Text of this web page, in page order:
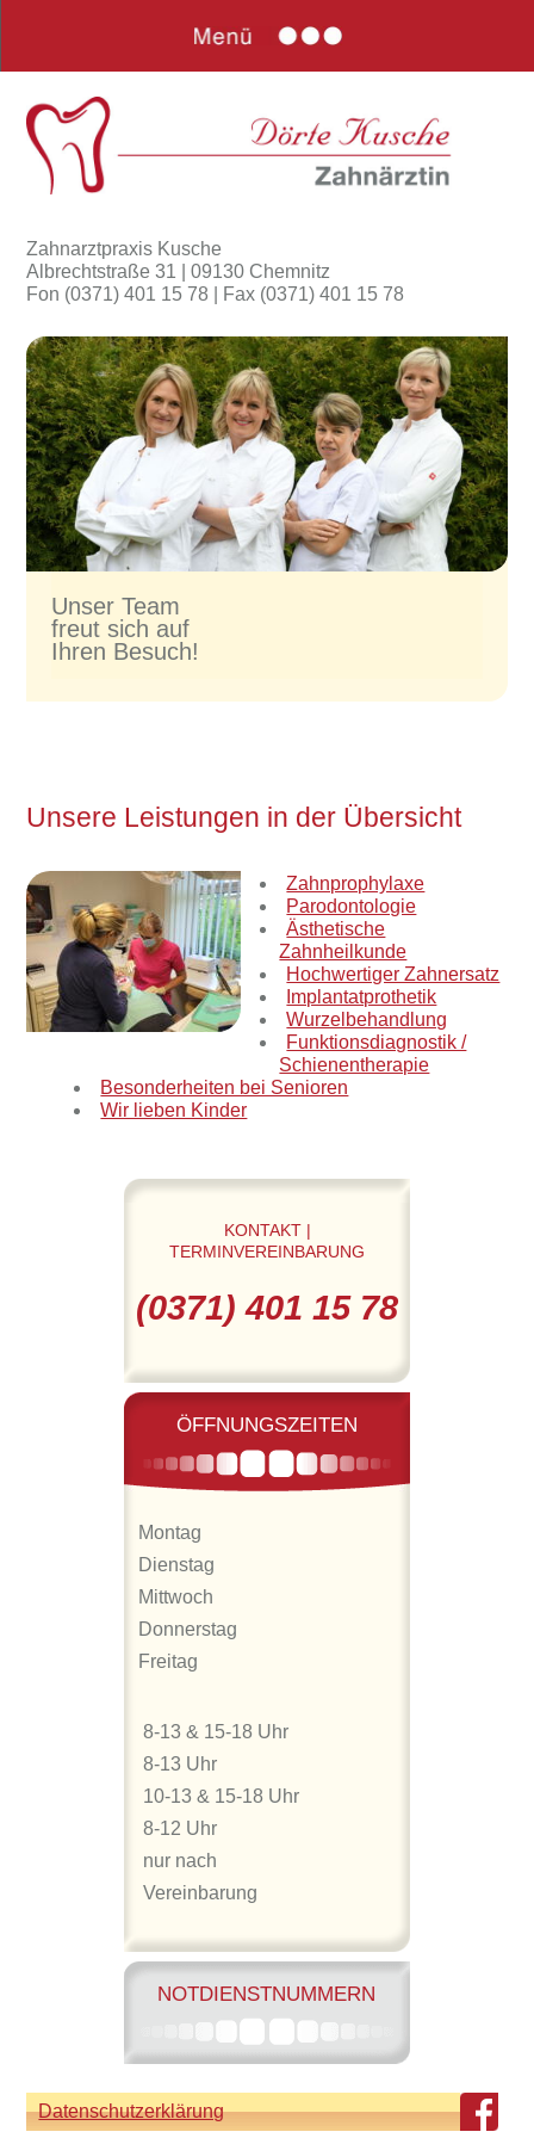
Zahnarztpraxis Kusche
Albrechtstraße 31 | 09130 Chemnitz
Fon (0371) 401 15 78 | Fax (0371) 401 15 78
Unser Team
freut sich auf
Ihren Besuch!
Unsere Leistungen in der Übersicht
Zahnprophylaxe
Parodontologie
Ästhetische
Zahnheilkunde
Hochwertiger Zahnersatz
Implantatprothetik
Wurzelbehandlung
Funktionsdiagnostik /
Schienentherapie
Besonderheiten bei Senioren
Wir lieben Kinder
KONTAKT |
TERMINVEREINBARUNG
(0371) 401 15 78
ÖFFNUNGSZEITEN
Montag
Dienstag
Mittwoch
Donnerstag
Freitag
8-13 & 15-18 Uhr
8-13 Uhr
10-13 & 15-18 Uhr
8-12 Uhr
nur nach
Vereinbarung
NOTDIENSTNUMMERN
Datenschutzerklärung